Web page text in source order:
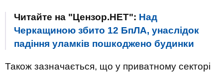
Читайте на "Цензор.НЕТ": Над
Черкащиною збито 12 БпЛА, унаслідок
падіння уламків пошкоджено будинки
Також зазначається, що у приватному секторі